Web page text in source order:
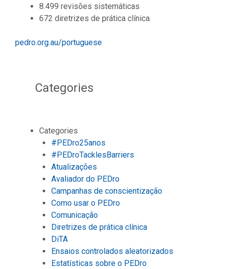
8.499 revisões sistemáticas
672 diretrizes de prática clínica.
pedro.org.au/portuguese
Categories
Categories
#PEDro25anos
#PEDroTacklesBarriers
Atualizações
Avaliador do PEDro
Campanhas de conscientização
Como usar o PEDro
Comunicação
Diretrizes de prática clínica
DiTA
Ensaios controlados aleatorizados
Estatísticas sobre o PEDro